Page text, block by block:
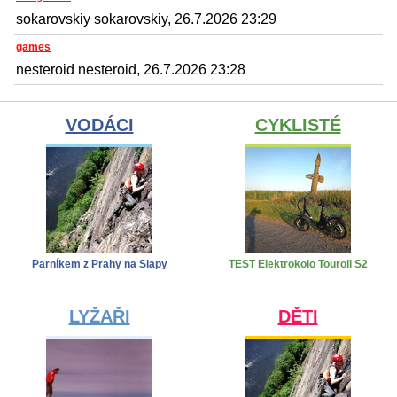
sokarovskiy sokarovskiy, 26.7.2026 23:29
games
nesteroid nesteroid, 26.7.2026 23:28
VODÁCI
Parníkem z Prahy na Slapy
CYKLISTÉ
TEST Elektrokolo Touroll S2
LYŽAŘI DĚTI